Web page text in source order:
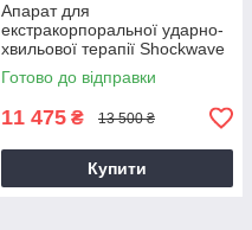
Апарат для
екстракорпоральної ударно-
хвильової терапії Shockwave
T43 УВТ
Готово до відправки
11 475 ₴ 13 500 ₴
Купити